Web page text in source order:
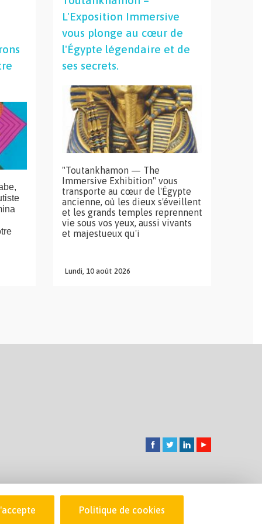
L'Exposition Immersive
vous plonge au cœur de
l'Égypte légendaire et de
ses secrets.
"Toutankhamon — The
Immersive Exhibition" vous
transporte au cœur de l'Égypte
ancienne, où les dieux s'éveillent
et les grands temples reprennent
vie sous vos yeux, aussi vivants
et majestueux qu'i
Lundi, 10 août 2026
Politique de cookies